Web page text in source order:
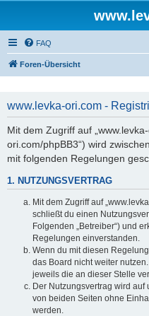
FAQ
Foren-Übersicht
www.levka-ori.com -
Mit dem Zugriff auf
ori.com/phpBB3“) wird
mit folgenden Regelungen
1. NUTZUNGSVERTRAG
Mit dem Zugriff auf
schließt du einen
Folgenden „Betreiber“) und
Regelungen einverstanden.
Wenn du mit diesen
das Board nicht weiter
jeweils die an dieser Stelle
Der Nutzungsvertrag wird
von beiden Seiten ohne
werden.